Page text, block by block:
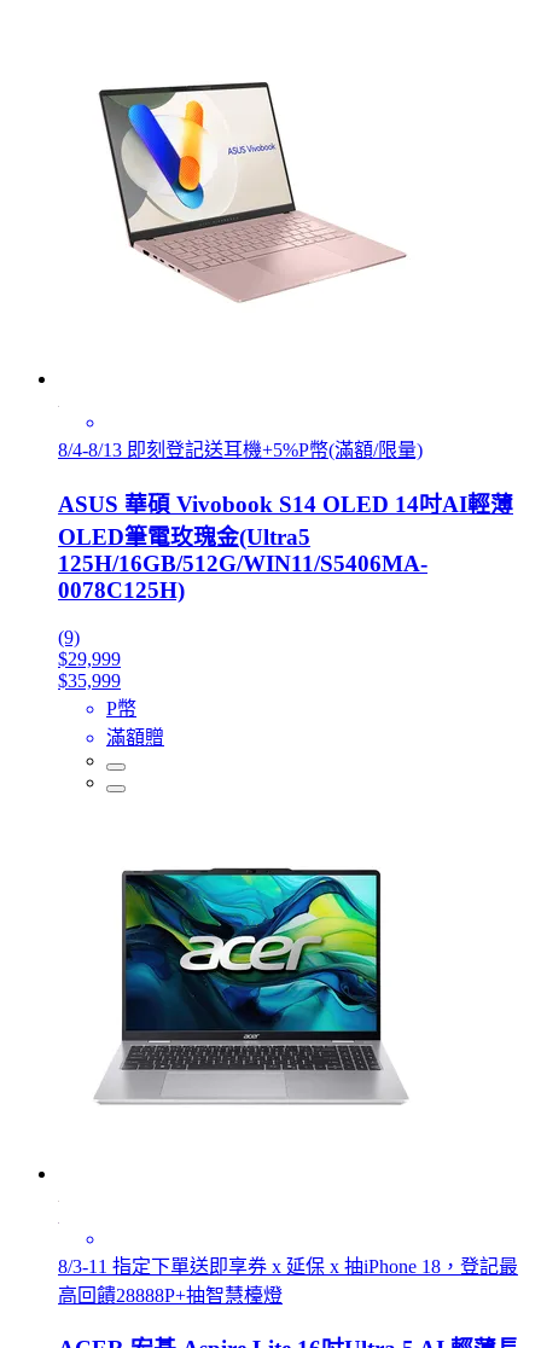
8/4-8/13 即刻登記送耳機+5%P幣(滿額/限量)
ASUS 華碩 Vivobook S14 OLED 14吋AI輕薄
OLED筆電玫瑰金(Ultra5
125H/16GB/512G/WIN11/S5406MA-
0078C125H)
(9)
$29,999
$35,999
P幣
滿額贈
8/3-11 指定下單送即享券 x 延保 x 抽iPhone 18，登記最
高回饋28888P+抽智慧檯燈